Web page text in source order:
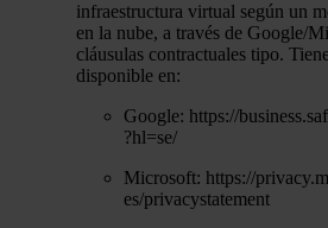
infraestructura virtual según un
en la nube, a través de Google/
cláusulas contractuales tipo.
disponible en:
Google: https://
?hl=se/
Microsoft: https://
es/privacystatement